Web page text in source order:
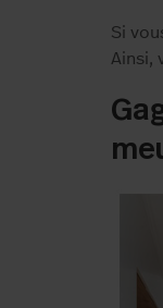
Si
Ainsi,